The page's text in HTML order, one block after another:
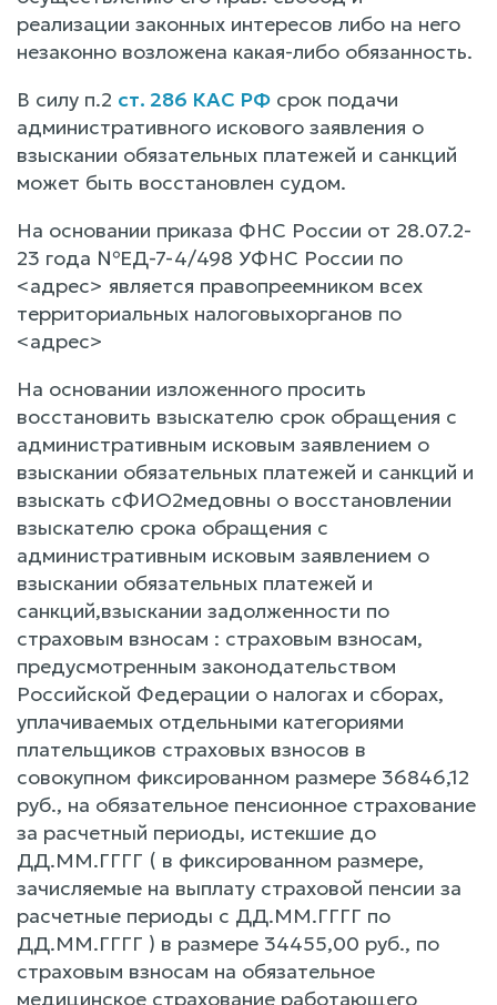
реализации законных интересов либо на него
незаконно возложена какая-либо обязанность.
В силу п.2 ст. 286 КАС РФ срок подачи
административного искового заявления о
взыскании обязательных платежей и санкций
может быть восстановлен судом.
На основании приказа ФНС России от 28.07.2-
23 года №ЕД-7-4/498 УФНС России по
<адрес> является правопреемником всех
территориальных налоговыхорганов по
<адрес>
На основании изложенного просить
восстановить взыскателю срок обращения с
административным исковым заявлением о
взыскании обязательных платежей и санкций и
взыскать сФИО2медовны о восстановлении
взыскателю срока обращения с
административным исковым заявлением о
взыскании обязательных платежей и
санкций,взыскании задолженности по
страховым взносам : страховым взносам,
предусмотренным законодательством
Российской Федерации о налогах и сборах,
уплачиваемых отдельными категориями
плательщиков страховых взносов в
совокупном фиксированном размере 36846,12
руб., на обязательное пенсионное страхование
за расчетный периоды, истекшие до
ДД.ММ.ГГГГ ( в фиксированном размере,
зачисляемые на выплату страховой пенсии за
расчетные периоды с ДД.ММ.ГГГГ по
ДД.ММ.ГГГГ ) в размере 34455,00 руб., по
страховым взносам на обязательное
медицинское страхование работающего